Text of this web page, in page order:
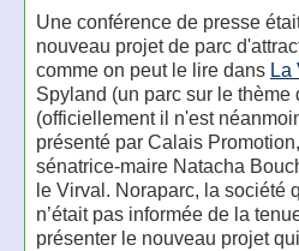
Une conférence de presse
nouveau projet de parc
comme on peut le lire dans La
Spyland (un parc sur le
(officiellement il n'est
présenté par Calais
sénatrice-maire Natacha
le Virval. Noraparc, la société
n’était pas informée de la
présenter le nouveau projet